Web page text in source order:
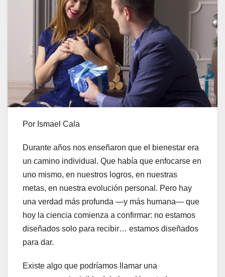
Por Ismael Cala
Durante años nos enseñaron que el bienestar era
un camino individual. Que había que enfocarse en
uno mismo, en nuestros logros, en nuestras
metas, en nuestra evolución personal. Pero hay
una verdad más profunda —y más humana— que
hoy la ciencia comienza a confirmar: no estamos
diseñados solo para recibir… estamos diseñados
para dar.
Existe algo que podríamos llamar una